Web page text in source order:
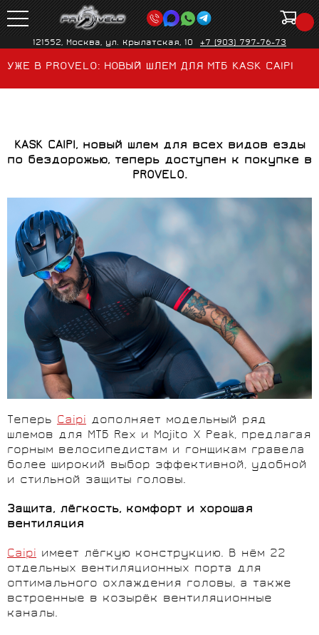
121552, Москва, ул. Крылатская, 10 +7 (903) 797-76-73
УЖЕ В PROVELO: НОВЫЙ ШЛЕМ ДЛЯ МТБ KASK CAIPI
KASK CAIPI, новый шлем для всех видов езды
по бездорожью, теперь доступен к покупке в
PROVELO.
Теперь Caipi дополняет модельный ряд
шлемов для МТБ Rex и Mojito X Peak, предлагая
горным велосипедистам и гонщикам гравела
более широкий выбор эффективной, удобной
и стильной защиты головы.
Защита, лёгкость, комфорт и хорошая
вентиляция
Caipi имеет лёгкую конструкцию. В нём 22
отдельных вентиляционных порта для
оптимального охлаждения головы, а также
встроенные в козырёк вентиляционные
каналы.